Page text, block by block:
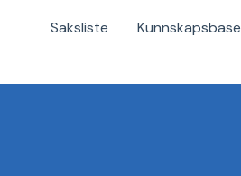
Saksliste Kunnskapsbase